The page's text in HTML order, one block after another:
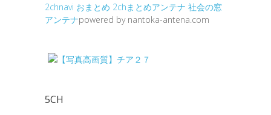
2chnavi おまとめ 2chまとめアンテナ 社会の窓
アンテナpowered by nantoka-antena.com
5CH